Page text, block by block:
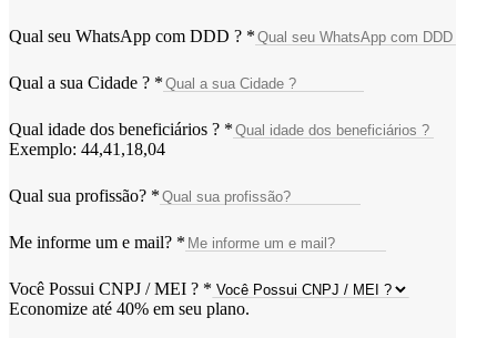
Qual seu WhatsApp com DDD ? *
Qual a sua Cidade ? *
Qual idade dos beneficiários ? *
Exemplo: 44,41,18,04
Qual sua profissão? *
Me informe um e mail? *
Você Possui CNPJ / MEI ? *
Economize até 40% em seu plano.